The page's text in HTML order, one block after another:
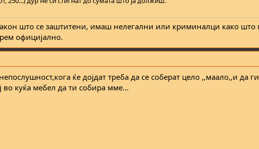
што се заштитени, имаш нелегални или криминалци како што
официјално.
ќе дојдат треба да се соберат цело ,,маало,,и да
во куќа мебел да ти собира мме...